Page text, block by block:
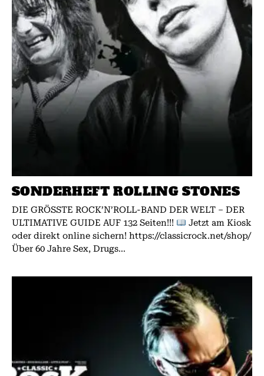
SONDERHEFT ROLLING STONES
DIE GRÖSSTE ROCK’N’ROLL-BAND DER WELT – DER
ULTIMATIVE GUIDE AUF 132 Seiten!!!
Jetzt am Kiosk
oder direkt online sichern! https://classicrock.net/shop/
Über 60 Jahre Sex, Drugs...